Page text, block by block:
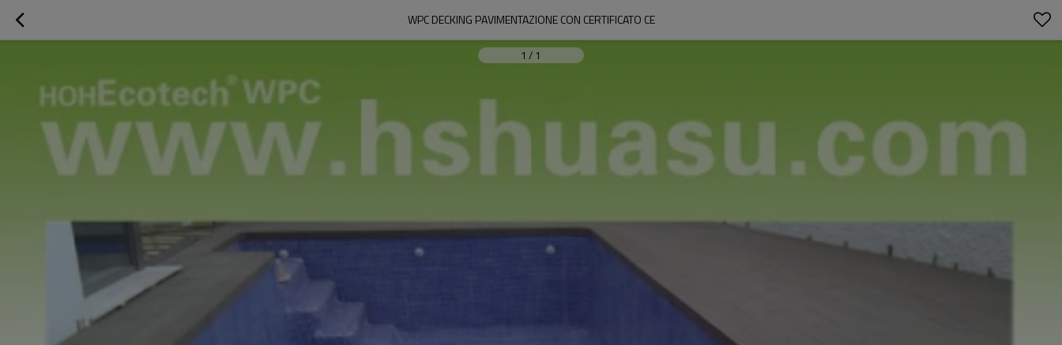
WPC DECKING PAVIMENTAZIONE CON CERTIFICATO CE
1 / 1